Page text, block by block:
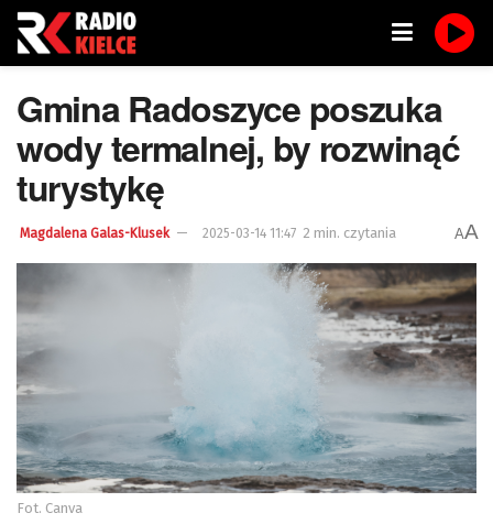
Gmina Radoszyce poszuka
wody termalnej, by rozwinąć
turystykę
Magdalena Galas-Klusek 2025-03-14 11:47 2 min. czytania AA
Fot. Canva